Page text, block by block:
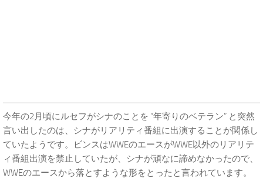
今年の2月頃にルセフがシナのことを “年寄りのベテラン” と突然
言い出したのは、シナがリアリティ番組に出演することが関係し
ていたようです。ビンスはWWEのエースがWWE以外のリアリテ
ィ番組出演を禁止していたが、シナが頑なに諦めなかったので、
WWEのエースから落とすような形をとったと言われています。